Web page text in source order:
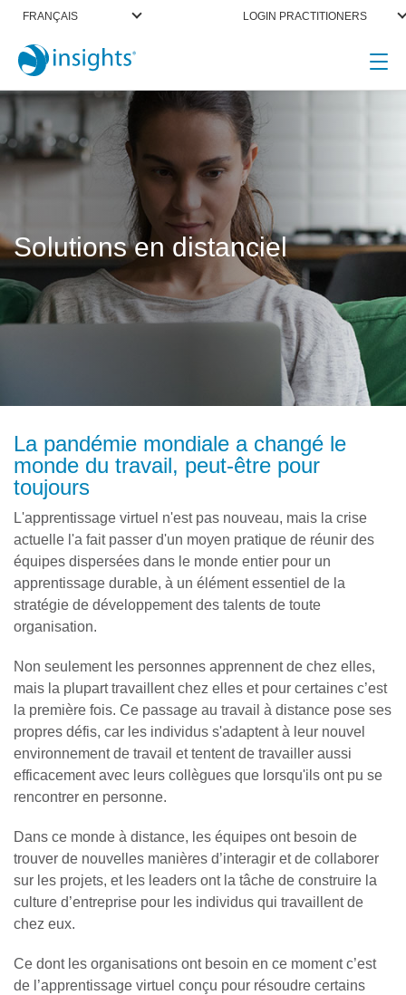
FRANÇAIS LOGIN PRACTITIONERS
Solutions en distanciel
La pandémie mondiale a changé le
monde du travail, peut-être pour
toujours
L'apprentissage virtuel n'est pas nouveau, mais la crise
actuelle l'a fait passer d'un moyen pratique de réunir des
équipes dispersées dans le monde entier pour un
apprentissage durable, à un élément essentiel de la
stratégie de développement des talents de toute
organisation.
Non seulement les personnes apprennent de chez elles,
mais la plupart travaillent chez elles et pour certaines c’est
la première fois. Ce passage au travail à distance pose ses
propres défis, car les individus s'adaptent à leur nouvel
environnement de travail et tentent de travailler aussi
efficacement avec leurs collègues que lorsqu'ils ont pu se
rencontrer en personne.
Dans ce monde à distance, les équipes ont besoin de
trouver de nouvelles manières d’interagir et de collaborer
sur les projets, et les leaders ont la tâche de construire la
culture d’entreprise pour les individus qui travaillent de
chez eux.
Ce dont les organisations ont besoin en ce moment c’est
de l’apprentissage virtuel conçu pour résoudre certains